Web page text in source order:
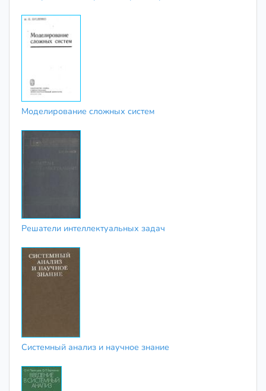
Моделирование сложных систем
Решатели интеллектуальных задач
Системный анализ и научное знание